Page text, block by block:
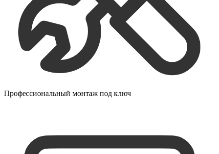
Профессиональный монтаж под ключ